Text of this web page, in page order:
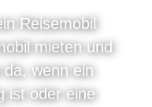
Reisemobil
mieten und
wenn ein
ist oder eine